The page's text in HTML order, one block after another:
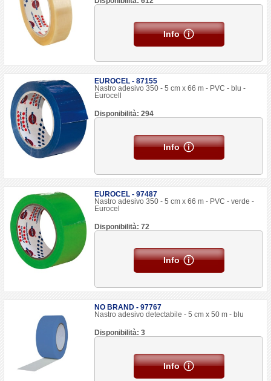
Info
EUROCEL - 87155
Nastro adesivo 350 - 5 cm x 66 m - PVC - blu -
Eurocell
Disponibilità: 294
Info
EUROCEL - 97487
Nastro adesivo 350 - 5 cm x 66 m - PVC - verde -
Eurocel
Disponibilità: 72
Info
NO BRAND - 97767
Nastro adesivo detectabile - 5 cm x 50 m - blu
Disponibilità: 3
Info